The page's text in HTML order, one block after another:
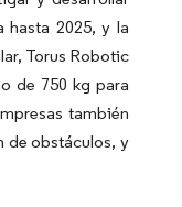
hasta 2025, y la
Torus Robotic
de 750 kg para
también
de obstáculos, y